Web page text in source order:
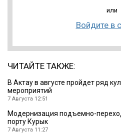
или
Войдите в
ЧИТАЙТЕ ТАКЖЕ:
В Актау в августе пройдет ряд
мероприятий
7 Августа 12:51
Модернизация подъемно-
порту Курык
7 Августа 11:27